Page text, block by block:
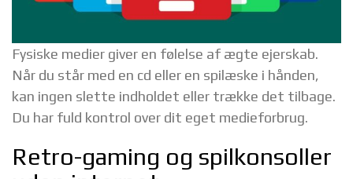
Fysiske medier giver en følelse af ægte ejerskab.
Når du står med en cd eller en spilæske i hånden,
kan ingen slette indholdet eller trække det tilbage.
Du har fuld kontrol over dit eget medieforbrug.
Retro-gaming og spilkonsoller